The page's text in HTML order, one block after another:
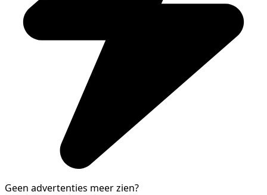
Geen advertenties meer zien?